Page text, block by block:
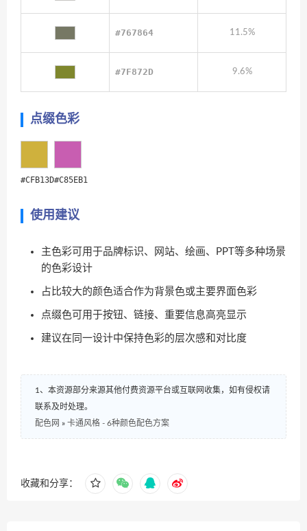
#767864 11.5%
#7F872D 9.6%
点缀色彩
#CFB13D#C85EB1
使用建议
主色彩可用于品牌标识、网站、绘画、PPT等多种场景
的色彩设计
占比较大的颜色适合作为背景色或主要界面色彩
点缀色可用于按钮、链接、重要信息高亮显示
建议在同一设计中保持色彩的层次感和对比度
1、本资源部分来源其他付费资源平台或互联网收集，如有侵权请
联系及时处理。
配色网 » 卡通风格 - 6种颜色配色方案
收藏和分享：